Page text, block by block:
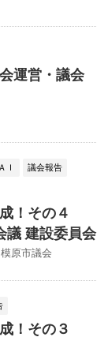
運営・議会
Ｉ 議会報告
！その４
議 建設委員会
原市議会
！その３